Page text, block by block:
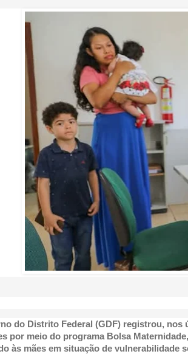
do Distrito Federal (GDF) registrou,
por meio do programa Bolsa
às mães em situação de vulnerabilidade